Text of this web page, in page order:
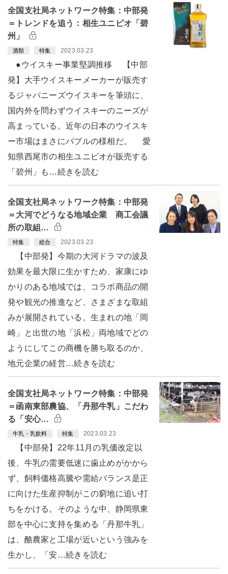
全国支社局ネットワーク特集：中部発
＝トレンドを追う：相生ユニビオ「碧
州」
酒類 特集 2023.03.23
●ウイスキー事業堅調推移 【中部
発】大手ウイスキーメーカーが販売す
るジャパニーズウイスキーを筆頭に、
国内外を問わずウイスキーのニーズが
高まっている。近年の日本のウイスキ
ー市場はまさにバブルの様相だ。 愛
知県西尾市の相生ユニビオが販売する
「碧州」も…続きを読む
全国支社局ネットワーク特集：中部発
＝大河でどうなる地域企業 商工会議
所の取組…
特集 総合 2023.03.23
【中部発】今期の大河ドラマの波及
効果を最大限に生かすため、家康にゆ
かりのある地域では、コラボ商品の開
発や観光の推進など、さまざまな取組
みが展開されている。生まれの地「岡
崎」と出世の地「浜松」両地域でどの
ようにしてこの商機を勝ち取るのか、
地元企業の経営…続きを読む
全国支社局ネットワーク特集：中部発
＝函南東部農協、「丹那牛乳」こだわ
る「安心…
牛乳・乳飲料 特集 2023.03.23
【中部発】22年11月の乳価改定以
後、牛乳の需要低迷に歯止めがかから
ず、飼料価格高騰や需給バランス是正
に向けた生産抑制がこの窮地に追い打
ちをかける。そのような中、静岡県東
部を中心に支持を集める「丹那牛乳」
は、酪農家と工場が近いという強みを
生かし、「安…続きを読む